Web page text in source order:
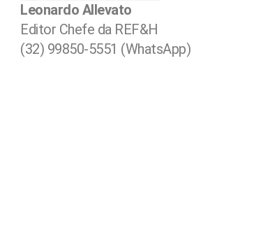
Leonardo Allevato
Editor Chefe da REF&H
(32) 99850-5551 (WhatsApp)